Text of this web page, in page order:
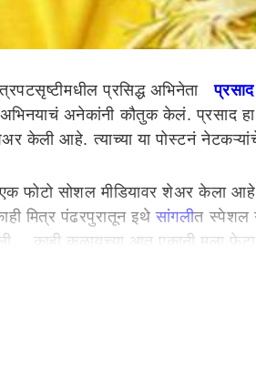
प्रसिद्ध अभिनेता
अभिनयाचं अनेकांनी कौतुक केलं. प्रसाद
केली आहे. त्याच्या या पोस्टनं
एक फोटो सोशल मीडियावर शेअर
मित्र पंढरपुरातून इथेसांगलीत स्पेशल
काही कळायच्या आत एकानी मला
साठी आला होतात ?” त्यावर ते म्हणाले